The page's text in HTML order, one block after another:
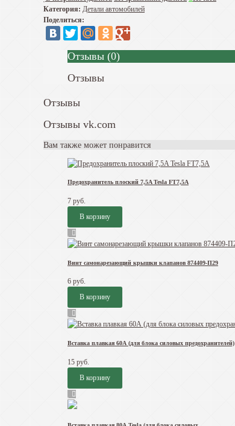
Категория: Детали автомобилей
Поделиться:
Отзывы (0)
Отзывы
Отзывы
Отзывы vk.com
Вам также может понравится
Предохранитель плоский 7,5A Tesla FT7,5А
7 руб.
Винт самонарезающий крышки клапанов 874409-П29
6 руб.
Вставка плавкая 60А (для блока силовых предохранителей)
15 руб.